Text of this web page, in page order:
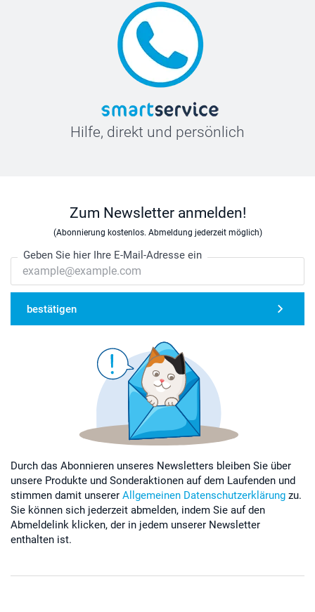
Hilfe, direkt und persönlich
Zum Newsletter anmelden!
(Abonnierung kostenlos. Abmeldung jederzeit möglich)
Geben Sie hier Ihre E-Mail-Adresse ein
bestätigen
Durch das Abonnieren unseres Newsletters bleiben Sie über
unsere Produkte und Sonderaktionen auf dem Laufenden und
stimmen damit unserer Allgemeinen Datenschutzerklärung zu.
Sie können sich jederzeit abmelden, indem Sie auf den
Abmeldelink klicken, der in jedem unserer Newsletter
enthalten ist.